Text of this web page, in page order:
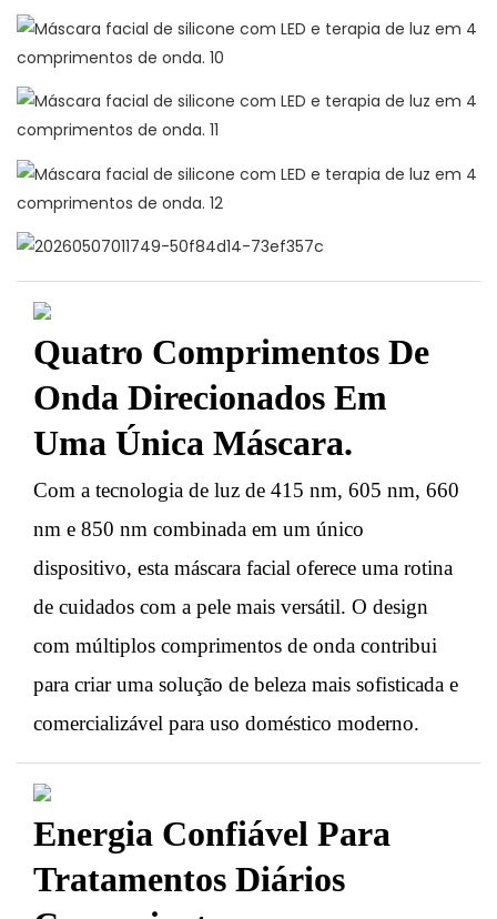
Quatro Comprimentos De
Onda Direcionados Em
Uma Única Máscara.
Com a tecnologia de luz de 415 nm, 605 nm, 660
nm e 850 nm combinada em um único
dispositivo, esta máscara facial oferece uma rotina
de cuidados com a pele mais versátil. O design
com múltiplos comprimentos de onda contribui
para criar uma solução de beleza mais sofisticada e
comercializável para uso doméstico moderno.
Energia Confiável Para
Tratamentos Diários